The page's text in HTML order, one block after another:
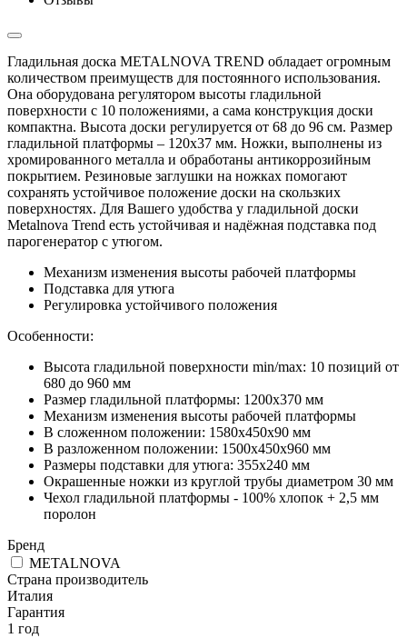
Гладильная доска METALNOVA TREND обладает огромным
количеством преимуществ для постоянного использования.
Она оборудована регулятором высоты гладильной
поверхности с 10 положениями, а сама конструкция доски
компактна. Высота доски регулируется от 68 до 96 см. Размер
гладильной платформы – 120х37 мм. Ножки, выполнены из
хромированного металла и обработаны антикоррозийным
покрытием. Резиновые заглушки на ножках помогают
сохранять устойчивое положение доски на скользких
поверхностях. Для Вашего удобства у гладильной доски
Metalnova Trend есть устойчивая и надёжная подставка под
парогенератор с утюгом.
Механизм изменения высоты рабочей платформы
Подставка для утюга
Регулировка устойчивого положения
Особенности:
Высота гладильной поверхности min/max: 10 позиций от
680 до 960 мм
Размер гладильной платформы: 1200x370 мм
Механизм изменения высоты рабочей платформы
В сложенном положении: 1580х450х90 мм
В разложенном положении: 1500х450х960 мм
Размеры подставки для утюга: 355х240 мм
Окрашенные ножки из круглой трубы диаметром 30 мм
Чехол гладильной платформы - 100% хлопок + 2,5 мм
поролон
Бренд
METALNOVA
Страна производитель
Италия
Гарантия
1 год